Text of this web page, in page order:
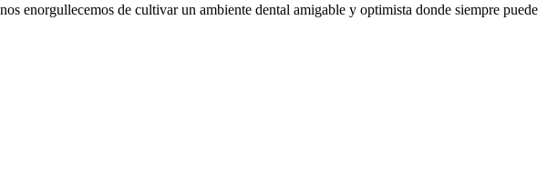
enorgullecemos de cultivar un ambiente dental amigable y optimista donde siempre puede